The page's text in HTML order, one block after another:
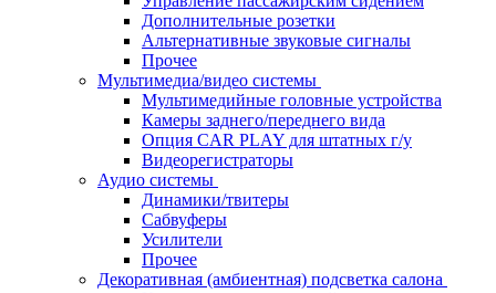
Дополнительные розетки
Альтернативные звуковые сигналы
Прочее
Мультимедиа/видео системы
Мультимедийные головные устройства
Камеры заднего/переднего вида
Опция CAR PLAY для штатных г/у
Видеорегистраторы
Аудио системы
Динамики/твитеры
Сабвуферы
Усилители
Прочее
Декоративная (амбиентная) подсветка салона